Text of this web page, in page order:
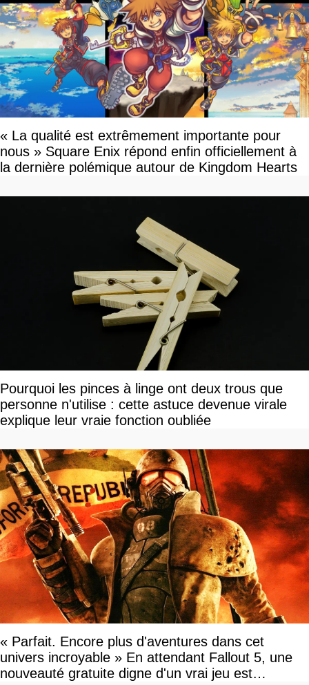
« La qualité est extrêmement importante pour
nous » Square Enix répond enfin officiellement à
la dernière polémique autour de Kingdom Hearts
Pourquoi les pinces à linge ont deux trous que
personne n'utilise : cette astuce devenue virale
explique leur vraie fonction oubliée
« Parfait. Encore plus d'aventures dans cet
univers incroyable » En attendant Fallout 5, une
nouveauté gratuite digne d'un vrai jeu est